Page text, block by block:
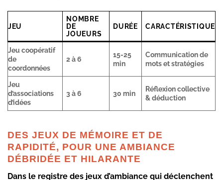
JEU
NOMBRE
DE
JOUEURS
DURÉE CARACTÉRISTIQUE
Jeu coopératif
de
coordonnées
2 à 6
15-25
min
Communication de
mots et stratégies
Jeu
d’associations
d’idées
3 à 6 30 min
Réflexion collective
& déduction
DES JEUX DE MÉMOIRE ET DE
RAPIDITÉ, POUR UNE AMBIANCE
DÉBRIDÉE ET HILARANTE
Dans le registre des jeux d’ambiance qui déclenchent